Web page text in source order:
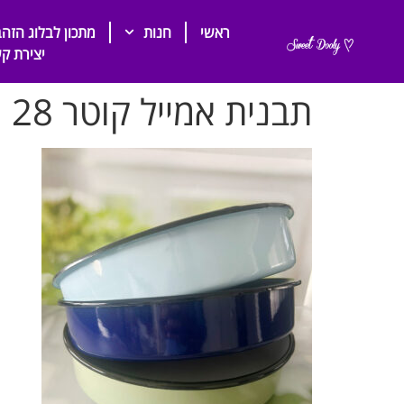
ראשי חנות מתכון לבלוג
יצירת
תבנית אמייל קוטר 28